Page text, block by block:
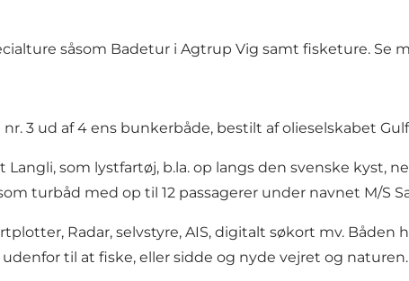
såsom Badetur i Agtrup Vig samt fisketure. Se
3 ud af 4 ens bunkerbåde, bestilt af olieselskabet
som lystfartøj, b.la. op langs den svenske kyst,
turbåd med op til 12 passagerer under navnet M/S
Radar, selvstyre, AIS, digitalt søkort mv.
til at fiske, eller sidde og nyde vejret og